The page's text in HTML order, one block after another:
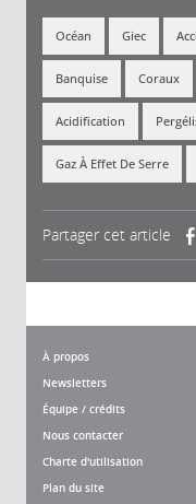
Océan Giec
Banquise Coraux
Acidification
Gaz À Effet De Serre
Partager cet article
À propos
Newsletters
Équipe / crédits
Nous contacter
Charte d'utilisation
Plan du site